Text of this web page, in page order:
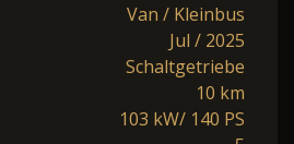
Van / Kleinbus
Jul / 2025
Schaltgetriebe
10 km
103 kW/ 140 PS